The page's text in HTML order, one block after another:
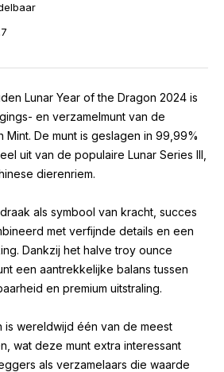
Lunar Year of the Dragon 2024 is
en verzamelmunt van de
Mint. De munt is geslagen in 99,99%
uit van de populaire Lunar Series III,
dierenriem.
als symbool van kracht, succes
met verfijnde details en een
Dankzij het halve troy ounce
een aantrekkelijke balans tussen
en premium uitstraling.
is wereldwijd één van de meest
wat deze munt extra interessant
als verzamelaars die waarde